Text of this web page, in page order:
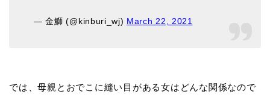
— 金鰤 (@kinburi_wj) March 22, 2021
では、母親とおでこに縫い目がある女はどんな関係なので